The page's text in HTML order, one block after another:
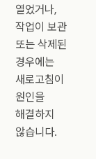
열었거나,
작업이 보관
또는 삭제된
경우에는
새로고침이
원인을
해결하지
않습니다.